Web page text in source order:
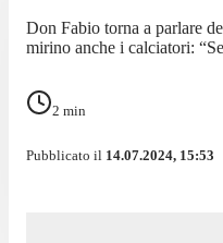
Don Fabio torna a parlare
mirino anche i calciatori:
2 min
Pubblicato il 14.07.2024, 15:53